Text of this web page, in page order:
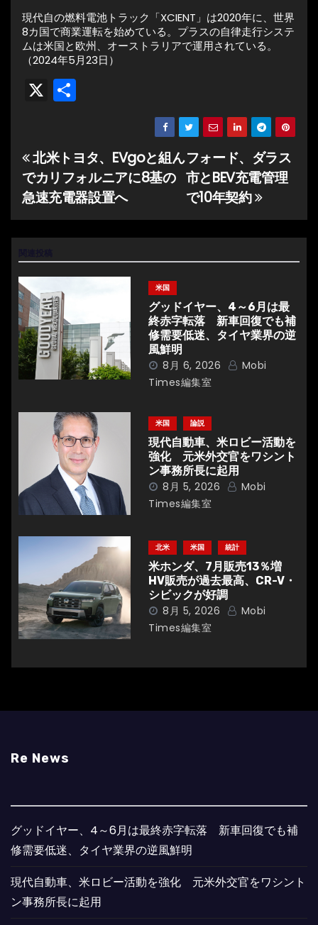
現代自の燃料電池トラック「XCIENT」は2020年に、世界
8カ国で商業運転を始めている。プラスの自律走行システ
ムは米国と欧州、オーストラリアで運用されている。
（2024年5月23日）
X
投
稿
ナ
ゲ
ー
シ
ョ
フォード、ダラス
市とBEV充電管理
で10年契約
北米トヨタ、EVgoと組ん
でカリフォルニアに8基の
急速充電器設置へ
米国
グッドイヤー、4～6月は最
終赤字転落 新車回復でも補
修需要低迷、タイヤ業界の逆
風鮮明
8月 6, 2026
Mobi
Times編集室
米国 論説
現代自動車、米ロビー活動を
強化 元米外交官をワシント
ン事務所長に起用
8月 5, 2026
Mobi
Times編集室
北米 米国 統計
米ホンダ、7月販売13％増
HV販売が過去最高、CR-V・
シビックが好調
8月 5, 2026
Mobi
Times編集室
Re News
グッドイヤー、4～6月は最終赤字転落 新車回復でも補
修需要低迷、タイヤ業界の逆風鮮明
現代自動車、米ロビー活動を強化 元米外交官をワシント
ン事務所長に起用